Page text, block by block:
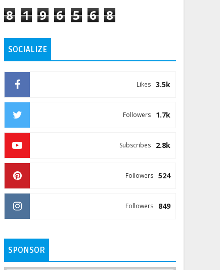
8 1 9 6 5 6 8
SOCIALIZE
3.5k
Likes
1.7k
Followers
2.8k
Subscribes
524
Followers
849
Followers
SPONSOR